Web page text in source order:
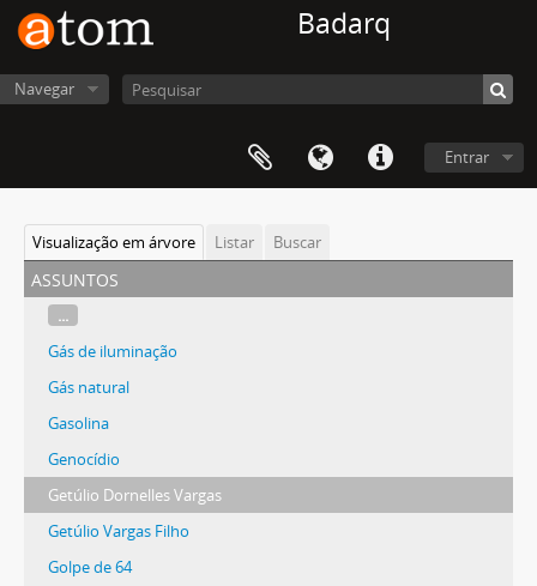
Badarq
Navegar
Entrar
Visualização em árvore Listar Buscar
assuntos
...
Gás de iluminação
Gás natural
Gasolina
Genocídio
Getúlio Dornelles Vargas
Getúlio Vargas Filho
Golpe de 64